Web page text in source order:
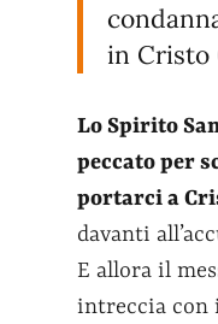
in Cristo
Lo Spirito
peccato per
portarci a
davanti
E allora il
intreccia con